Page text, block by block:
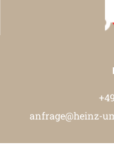
anfrage@heinz-